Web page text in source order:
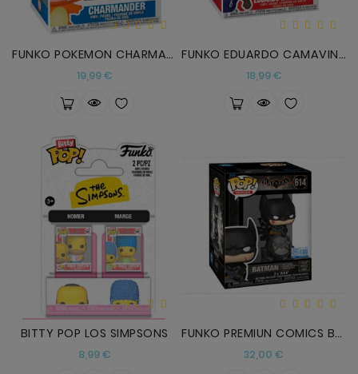
FUNKO POKEMON CHARMANDER
19,99 €Precio
FUNKO EDUARDO CAMAVINGA FRANCIA
18,99 €Precio
BITTY POP LOS SIMPSONS
8,99 €Precio
FUNKO PREMIUN COMICS BATMAN CON LUCES Y SONIDO
32,00 €